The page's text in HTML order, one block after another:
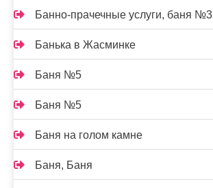
Банно-прачечные услуги, баня №3
Банька в Жасминке
Баня №5
Баня №5
Баня на голом камне
Баня, Баня